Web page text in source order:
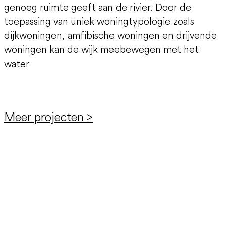
genoeg ruimte geeft aan de rivier. Door de
toepassing van uniek woningtypologie zoals
dijkwoningen, amfibische woningen en drijvende
woningen kan de wijk meebewegen met het
water
Meer projecten >